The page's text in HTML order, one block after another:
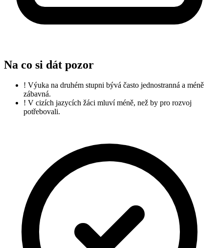
Na co si dát pozor
! Výuka na druhém stupni bývá často jednostranná a méně
zábavná.
! V cizích jazycích žáci mluví méně, než by pro rozvoj
potřebovali.